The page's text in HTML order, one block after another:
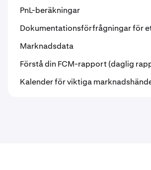
PnL-beräkningar
Dokumentationsförfrågningar för
Marknadsdata
Förstå din FCM-rapport (daglig
Kalender för viktiga